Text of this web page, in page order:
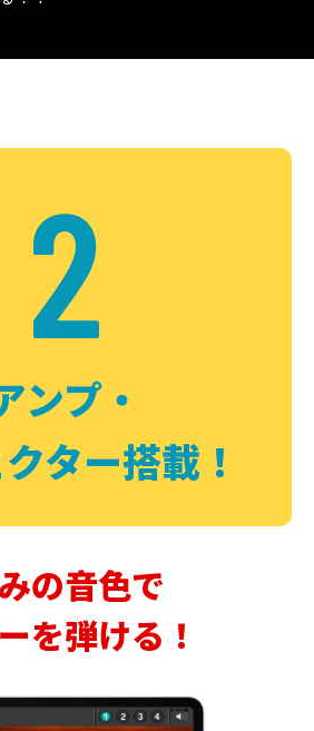
2
ンプ・
ター搭載！
の音色で
を弾ける！